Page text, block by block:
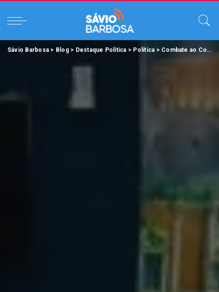
Sávio Barbosa > Blog> Destaque Política > Política > Combate ao Covid-19